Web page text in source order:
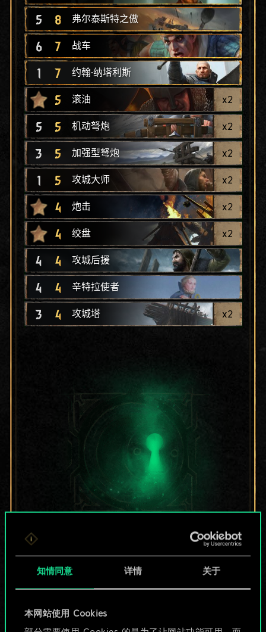
知情同意 详情 关于
本网站使用 Cookies
5 8 弗尔泰斯特之傲
6 7 战车
1 7 约翰·纳塔利斯
5 滚油 x2
5 5 机动弩炮 x2
3 5 加强型弩炮 x2
1 5 攻城大师 x2
4 炮击 x2
4 绞盘 x2
4 4 攻城后援
4 4 辛特拉使者
3 4 攻城塔 x2
目前只是分享了一套
牌，但能做的不止这